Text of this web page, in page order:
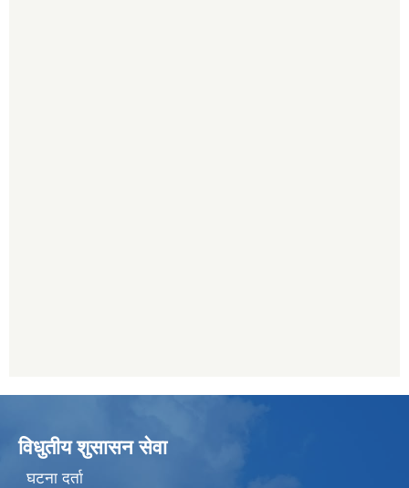
विधुतीय शुसासन सेवा
घटना दर्ता